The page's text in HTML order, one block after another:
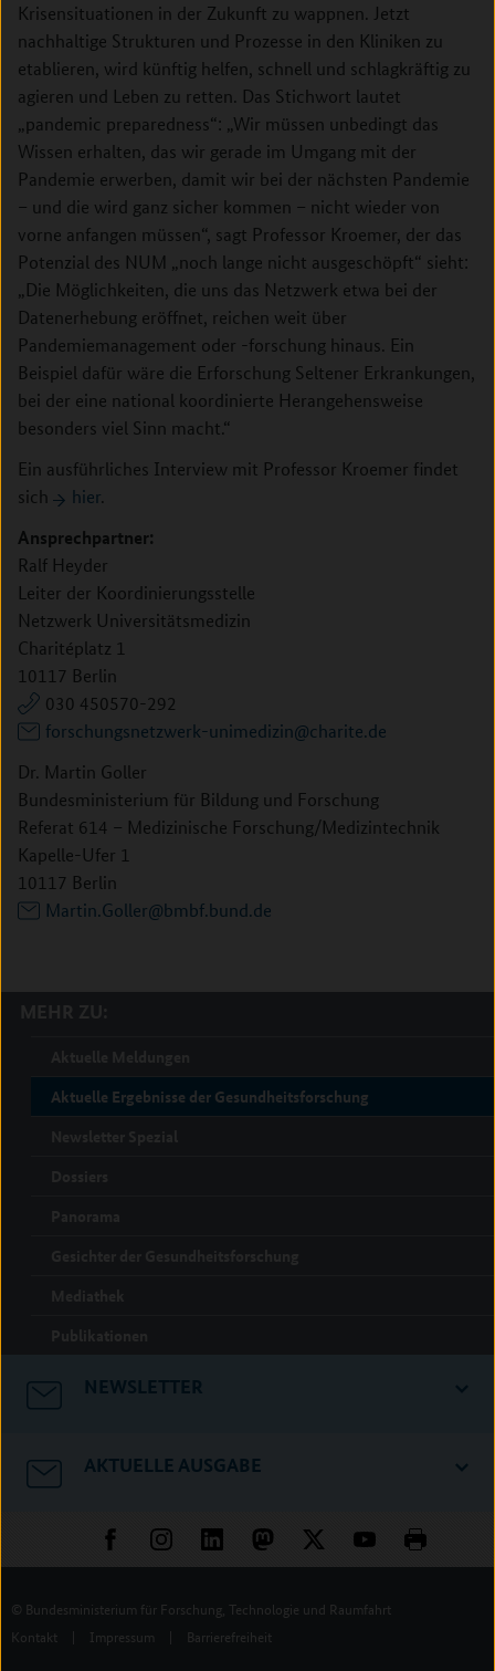
Krisensituationen in der Zukunft zu wappnen. Jetzt
nachhaltige Strukturen und Prozesse in den Kliniken zu
etablieren, wird künftig helfen, schnell und schlagkräftig zu
agieren und Leben zu retten. Das Stichwort lautet
„pandemic preparedness“: „Wir müssen unbedingt das
Wissen erhalten, das wir gerade im Umgang mit der
Pandemie erwerben, damit wir bei der nächsten Pandemie
– und die wird ganz sicher kommen – nicht wieder von
vorne anfangen müssen“, sagt Professor Kroemer, der das
Potenzial des NUM „noch lange nicht ausgeschöpft“ sieht:
„Die Möglichkeiten, die uns das Netzwerk etwa bei der
Datenerhebung eröffnet, reichen weit über
Pandemiemanagement oder -forschung hinaus. Ein
Beispiel dafür wäre die Erforschung Seltener Erkrankungen,
bei der eine national koordinierte Herangehensweise
besonders viel Sinn macht.“
Ein ausführliches Interview mit Professor Kroemer findet
sich
hier.
Ansprechpartner:
Ralf Heyder
Leiter der Koordinierungsstelle
Netzwerk Universitätsmedizin
Charitéplatz 1
10117 Berlin
030 450570-292
forschungsnetzwerk-unimedizin@charite.de
Dr. Martin Goller
Bundesministerium für Bildung und Forschung
Referat 614 – Medizinische Forschung/Medizintechnik
Kapelle-Ufer 1
10117 Berlin
Martin.Goller@bmbf.bund.de
Aktuelle Ergebnisse der Gesundheitsforschung
NEWSLETTER
AKTUELLE AUSGABE
© Bundesministerium für Forschung, Technologie und Raumfahrt
Kontakt
| Impressum | Barrierefreiheit